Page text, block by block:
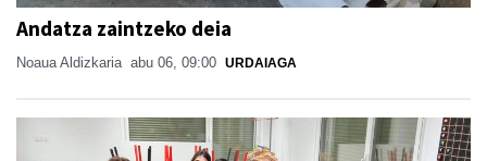
Andatza zaintzeko deia
Noaua Aldizkaria abu 06, 09:00 URDAIAGA